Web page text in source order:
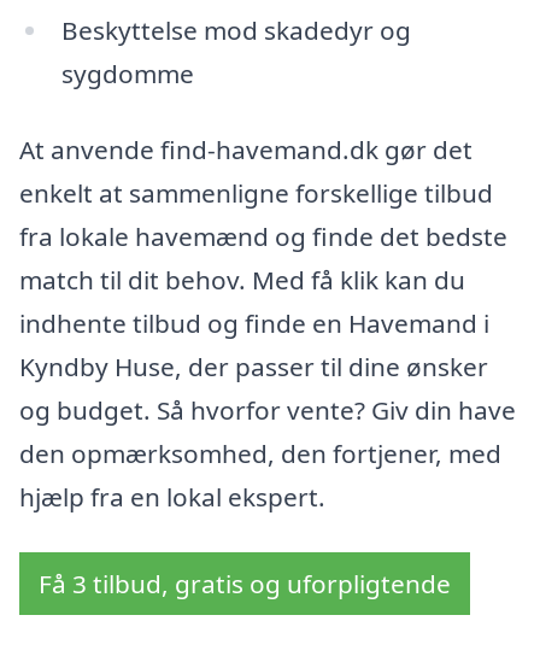
Beskyttelse mod skadedyr og
sygdomme
At anvende find-havemand.dk gør det
enkelt at sammenligne forskellige tilbud
fra lokale havemænd og finde det bedste
match til dit behov. Med få klik kan du
indhente tilbud og finde en Havemand i
Kyndby Huse, der passer til dine ønsker
og budget. Så hvorfor vente? Giv din have
den opmærksomhed, den fortjener, med
hjælp fra en lokal ekspert.
Få 3 tilbud, gratis og uforpligtende